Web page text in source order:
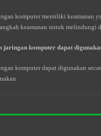
komputer memiliki keamanan
keamanan untuk melindungi
jaringan komputer dapat
komputer dapat digunakan